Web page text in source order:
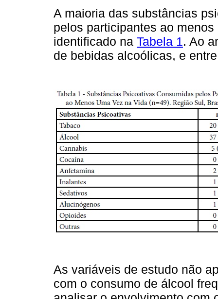
A maioria das substâncias
pelos participantes ao
identificado na Tabela 1. Ao
de bebidas alcoólicas, e
As variáveis de estudo não
com o consumo de álcool